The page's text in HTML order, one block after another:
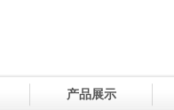
产品展示